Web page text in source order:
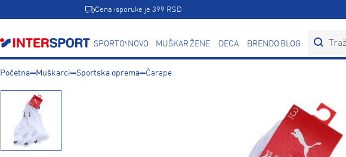
Cena isporuke je 399 RSD
SPORTOVINOVO MUŠKARCIŽENE DECA BRENDOVIBLOG
Početna Muškarci Sportska oprema Čarape